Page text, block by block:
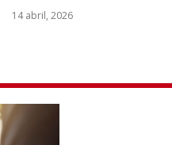
14 abril, 2026